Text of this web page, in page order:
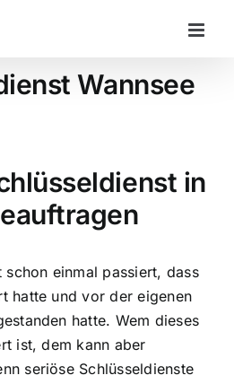
Wannsee
in
einmal passiert, dass
hatte und vor der eigenen
hatte. Wem dieses
ist, dem kann aber
seriöse Schlüsseldienste